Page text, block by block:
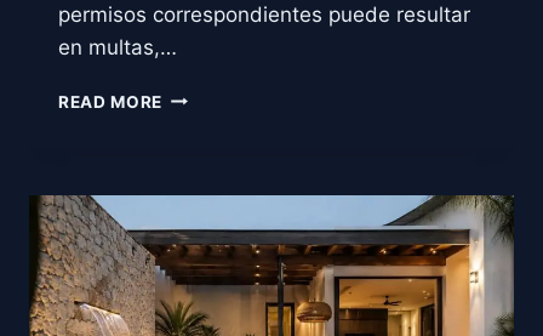
permisos correspondientes puede resultar
en multas,…
READ MORE QUÉ
CONSTRUIR
ALBERCA
EN
MÉXICO
(2026)